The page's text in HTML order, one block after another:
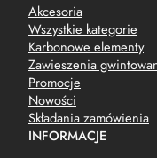
Akcesoria
Wszystkie kategorie
Karbonowe elementy
Zawieszenia
Promocje
Nowości
Składania zamówienia
INFORMACJE